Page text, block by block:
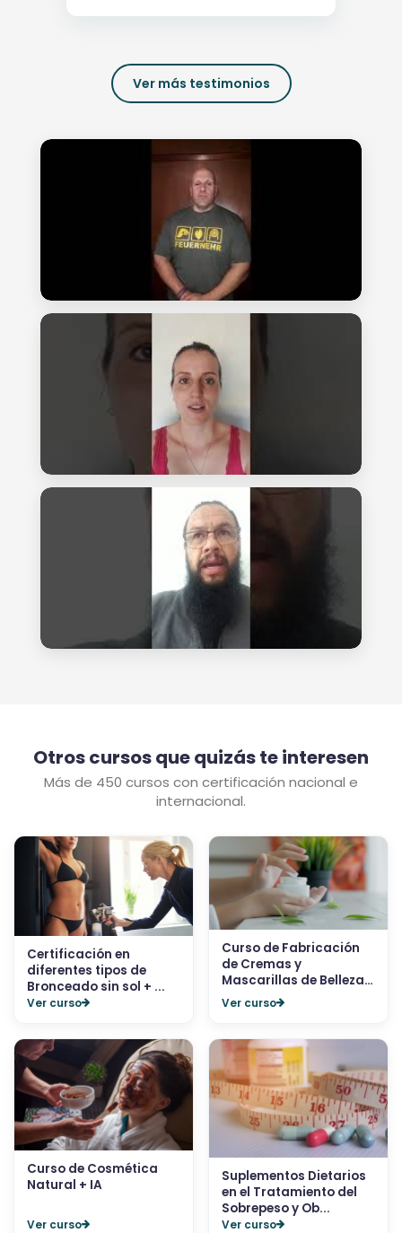
Ver más testimonios
Otros cursos que quizás te interesen
Más de 450 cursos con certificación nacional e
internacional.
Certificación en
diferentes tipos de
Bronceado sin sol + ...
Ver curso
Curso de Fabricación
de Cremas y
Mascarillas de Belleza
+...
Ver curso
Curso de Cosmética
Natural + IA
Ver curso
Suplementos Dietarios
en el Tratamiento del
Sobrepeso y Ob...
Ver curso